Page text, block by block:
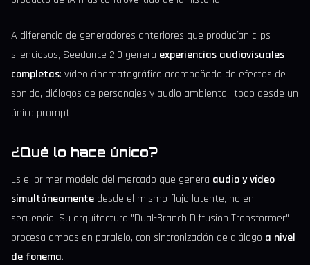
A diferencia de generadores anteriores que producían clips
silenciosos, Seedance 2.0 genera experiencias audiovisuales
completas: vídeo cinematográfico acompañado de efectos de
sonido, diálogos de personajes y audio ambiental, todo desde un
único prompt.
¿Qué lo hace único?
Es el primer modelo del mercado que genera audio y vídeo
simultáneamente desde el mismo flujo latente, no en
secuencia. Su arquitectura "Dual-Branch Diffusion Transformer"
procesa ambos en paralelo, con sincronización de diálogo a nivel
de fonema.